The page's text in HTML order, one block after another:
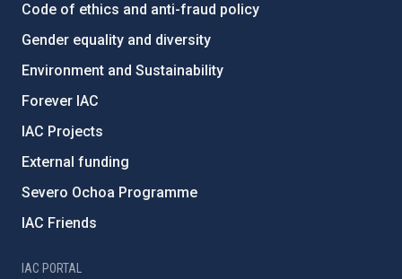
Code of ethics and anti-fraud policy
Gender equality and diversity
Environment and Sustainability
Forever IAC
IAC Projects
External funding
Severo Ochoa Programme
IAC Friends
IAC PORTAL